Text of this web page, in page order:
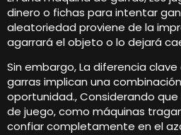
dinero o fichas para intentar
aleatoriedad proviene de la
agarrará el objeto o lo dejará
Sin embargo, La diferencia
garras implican una
oportunidad., Considerando
de juego, como máquinas
confiar completamente en el